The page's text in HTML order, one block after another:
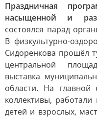
Праздничная
насыщенной и
состоялся парад
В физкультурно-
Сидоренкова прошёл
центральной
выставка
области. На главной
коллективы,
детей и взрослых,